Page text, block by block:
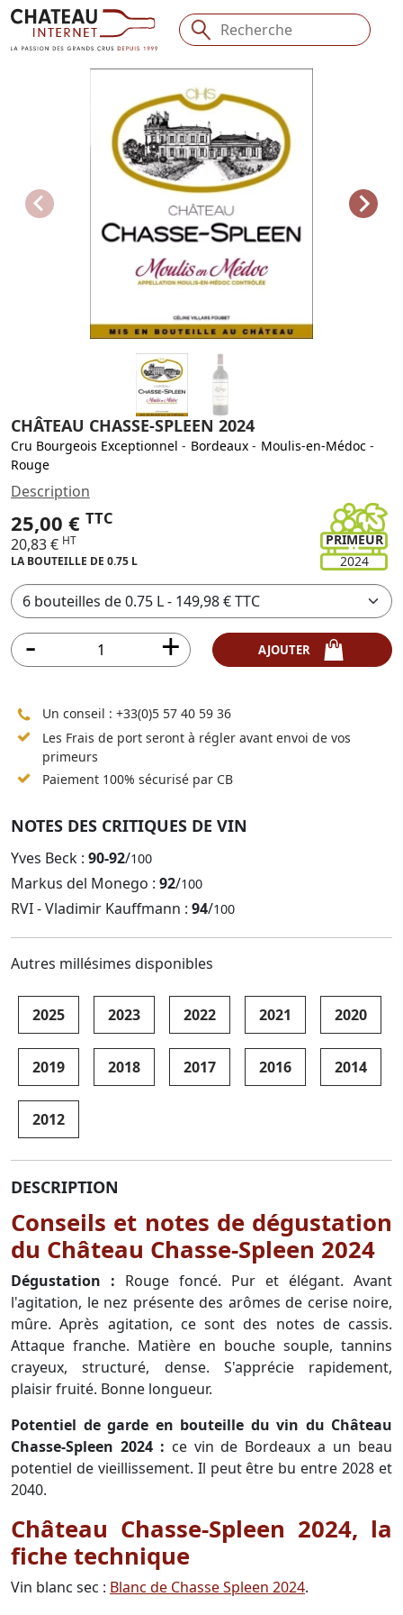
CHÂTEAU CHASSE-SPLEEN 2024
Cru Bourgeois Exceptionnel - Bordeaux - Moulis-en-Médoc -
Rouge
PRIMEUR
2024
Description
25,00 € TTC
20,83 € HT
LA BOUTEILLE DE 0.75 L
Un conseil : +33(0)5 57 40 59 36
Les Frais de port seront à régler avant envoi de vos
primeurs
Paiement 100% sécurisé par CB
NOTES DES CRITIQUES DE VIN
Yves Beck : 90-92/100
Markus del Monego : 92/100
RVI - Vladimir Kauffmann : 94/100
Autres millésimes disponibles
2025 2023 2022 2021 2020
2019 2018 2017 2016 2014
2012
DESCRIPTION
Conseils et notes de dégustation
du Château Chasse-Spleen 2024
Dégustation : Rouge foncé. Pur et élégant. Avant
l'agitation, le nez présente des arômes de cerise noire,
mûre. Après agitation, ce sont des notes de cassis.
Attaque franche. Matière en bouche souple, tannins
crayeux, structuré, dense. S'apprécie rapidement,
plaisir fruité. Bonne longueur.
Potentiel de garde en bouteille du vin du Château
Chasse-Spleen 2024 : ce vin de Bordeaux a un beau
potentiel de vieillissement. Il peut être bu entre 2028 et
2040.
Château Chasse-Spleen 2024, la
fiche technique
Vin blanc sec : Blanc de Chasse Spleen 2024.